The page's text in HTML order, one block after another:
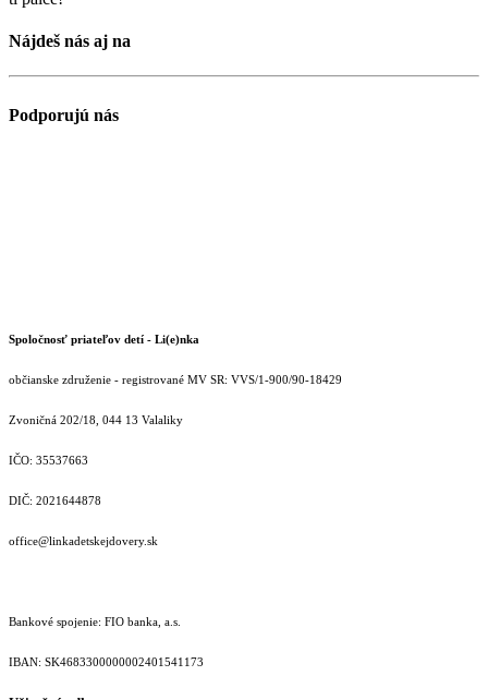
Nájdeš nás aj na
Podporujú nás
Spoločnosť priateľov detí - Li(e)nka
občianske združenie - registrované MV SR: VVS/1-900/90-18429
Zvoničná 202/18, 044 13 Valaliky
IČO: 35537663
DIČ: 2021644878
office@linkadetskejdovery.sk
Bankové spojenie: FIO banka, a.s.
IBAN: SK46833000000­02401541173